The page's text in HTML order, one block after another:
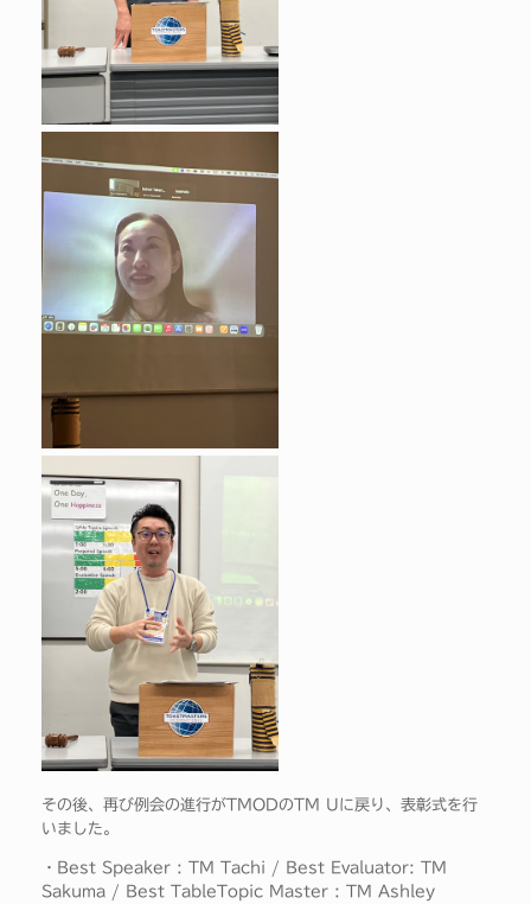
その後、再び例会の進行がTMODのTM Uに戻り、表彰式を行
いました。
・Best Speaker : TM Tachi / Best Evaluator: TM
Sakuma / Best TableTopic Master : TM Ashley